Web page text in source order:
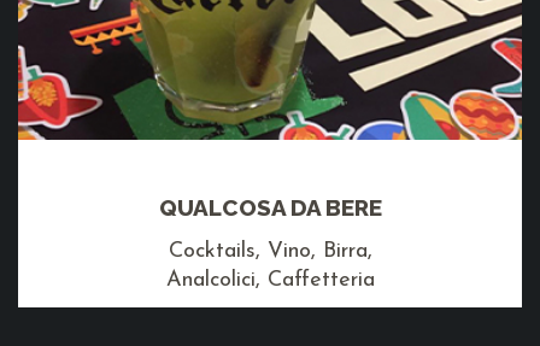
QUALCOSA DA BERE
Cocktails, Vino, Birra,
Analcolici, Caffetteria